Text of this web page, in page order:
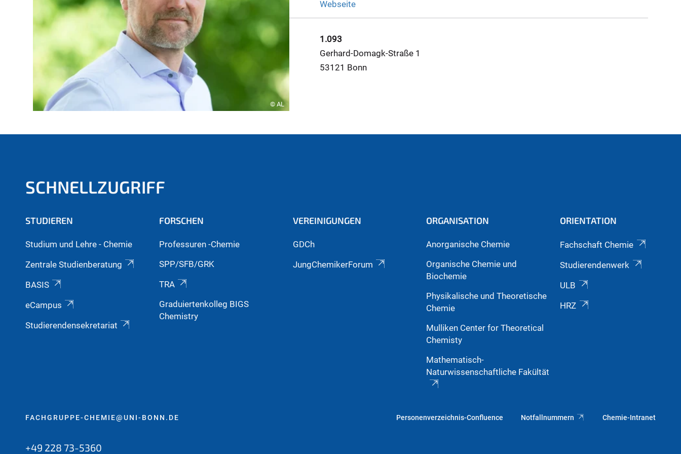
© AL
Webseite
1.093
Gerhard-Domagk-Straße 1
53121 Bonn
SCHNELLZUGRIFF
STUDIEREN
Studium und Lehre - Chemie
Zentrale Studienberatung
BASIS
eCampus
Studierendensekretariat
FORSCHEN
Professuren -Chemie
SPP/SFB/GRK
TRA
Graduiertenkolleg BIGS
Chemistry
VEREINIGUNGEN
GDCh
JungChemikerForum
ORGANISATION
Anorganische Chemie
Organische Chemie und
Biochemie
Physikalische und Theoretische
Chemie
Mulliken Center for Theoretical
Chemisty
Mathematisch-
Naturwissenschaftliche Fakültät
ORIENTATION
Fachschaft Chemie
Studierendenwerk
ULB
HRZ
FACHGRUPPE-CHEMIE@UNI-BONN.DE
+49 228 73-5360
Personenverzeichnis-Confluence Notfallnummern Chemie-Intranet